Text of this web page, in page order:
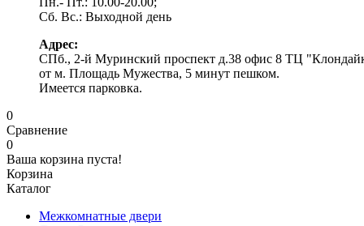
Сб. Вс.: Выходной день
Адрес:
СПб., 2-й Муринский проспект д.38 офис 8 ТЦ
от м. Площадь Мужества, 5 минут пешком.
Имеется парковка.
0
Сравнение
0
Ваша корзина пуста!
Корзина
Каталог
Межкомнатные двери